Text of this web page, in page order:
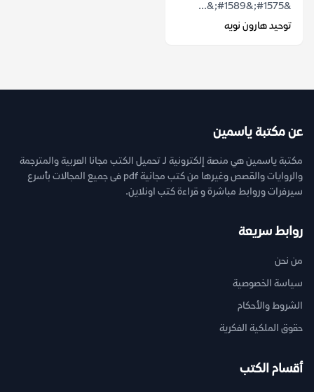
&#1575;&#1589;&...
توحيد هارون نويه
عن مكتبة ياسمين
مكتبة ياسمين هي منصة إلكترونية لـ تحميل الكتب مجانا العربية والمترجمة
والروايات والقصص وغيرها من كتب مجانية pdf فى جميع المجالات بأسرع
سيرفرات وروابط مباشرة و قراءة كتب اونلاين.
روابط سريعة
من نحن
سياسة الخصوصية
الشروط والأحكام
حقوق الملكية الفكرية
أقسام الكتب